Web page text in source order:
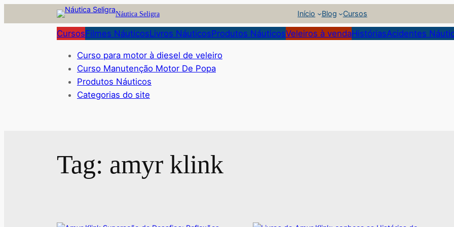
para
Náutica Seligra Início Blog Cursos
CursosFilmes NáuticosLivros NáuticosProdutos NáuticosVeleiros à vendaHistóriasAcidentes
Curso para motor à diesel de veleiro
Curso Manutenção Motor De Popa
Produtos Náuticos
Categorias do site
Tag: amyr klink